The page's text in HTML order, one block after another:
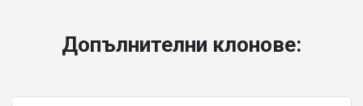
Допълнителни клонове: